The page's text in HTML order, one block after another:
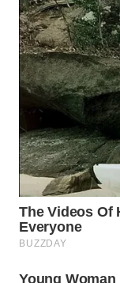
WN
PRIANGAN
TIMUR
WN
SEMARANG
WN
SOLO
WN
BOROBUDUR
MADURA